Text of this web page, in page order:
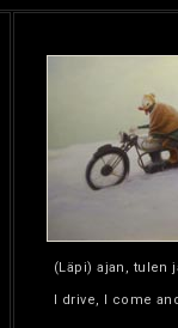
(Läpi) ajan, tulen
I drive, I come